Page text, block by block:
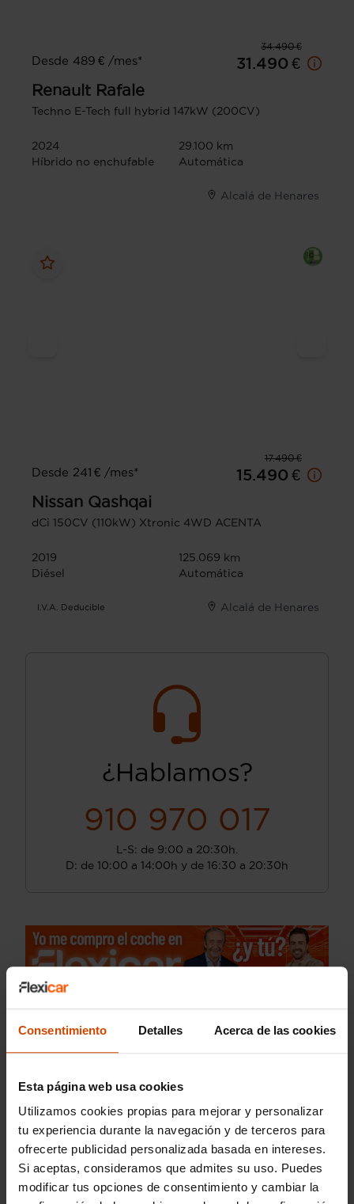
Consentimiento Detalles Acerca de las cookies
Esta página web usa cookies
Utilizamos cookies propias para mejorar y personalizar
tu experiencia durante la navegación y de terceros para
ofrecerte publicidad personalizada basada en intereses.
Si aceptas, consideramos que admites su uso. Puedes
modificar tus opciones de consentimiento y cambiar la
34.490 €
Desde 489 € /mes*
31.490 €
Renault Rafale
Techno E-Tech full hybrid 147kW (200CV)
2024
29.100 km
Híbrido no enchufable
Automática
Alcalá de Henares
17.490 €
Desde 241 € /mes*
15.490 €
Nissan Qashqai
dCi 150CV (110kW) Xtronic 4WD ACENTA
2019
125.069 km
Diésel
Automática
I.V.A. Deducible Alcalá de Henares
¿Hablamos?
910 970 017
L-S: de 9:00 a 20:30h.
D: de 10:00 a 14:00h y de 16:30 a 20:30h